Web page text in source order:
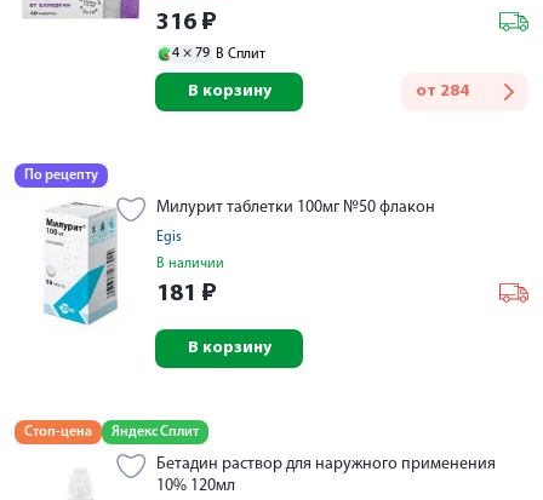
316 ₽
4 × 79 В Сплит
от 284
В корзину
По рецепту
Милурит таблетки 100мг №50 флакон
Egis
В наличии
181 ₽
В корзину
Стоп-цена Яндекс Сплит
Бетадин раствор для наружного применения
10% 120мл